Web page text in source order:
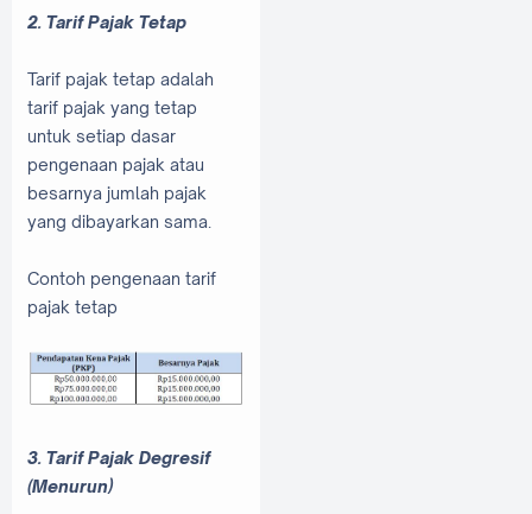
2. Tarif Pajak Tetap
Tarif pajak tetap adalah
tarif pajak yang tetap
untuk setiap dasar
pengenaan pajak atau
besarnya jumlah pajak
yang dibayarkan sama.
Contoh pengenaan tarif
pajak tetap
3. Tarif Pajak Degresif
(Menurun)